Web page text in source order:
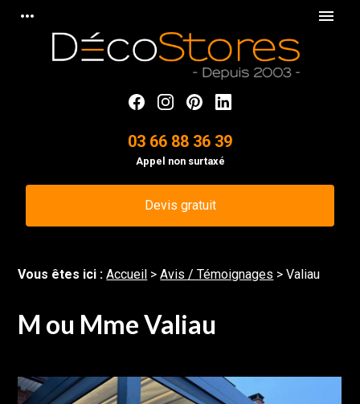
more_horiz menu
03 66 88 36 39
Appel non surtaxé
Devis gratuit
Vous êtes ici :Accueil >Avis / Témoignages >Valiau
M ou Mme Valiau